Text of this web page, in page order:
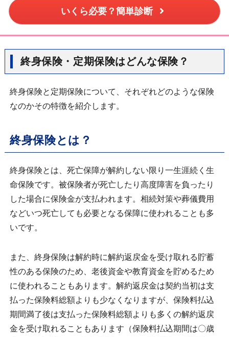
いくら必要？簡単診断
終身保険・定期保険はどんな保険？
終身保険と定期保険について、それぞれどのような保険
なのかその特徴を紹介します。
終身保険とは？
終身保険とは、死亡保障が解約しない限り一生涯続く生
命保険です。被保険者が死亡したり高度障害を負ったり
した場合に保険金が支払われます。相続対策や葬儀費用
などいつ死亡しても必要となる保障に使われることも多
いです。
また、終身保険は解約時に解約返戻金を受け取れる貯蓄
性のある保険のため、老後資金や教育資金を貯めるため
に使われることもあります。解約返戻金は契約当初は支
払った保険料総額よりも少なくなりますが、保険料払込
期間満了後は支払った保険料総額よりも多くの解約返戻
金を受け取れることもあります（保険料払込期間は〇歳